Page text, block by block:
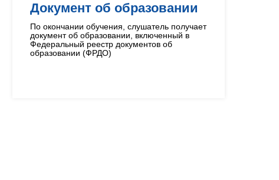
Документ об образовании
По окончании обучения, слушатель получает
документ об образовании, включенный в
Федеральный реестр документов об
образовании (ФРДО)